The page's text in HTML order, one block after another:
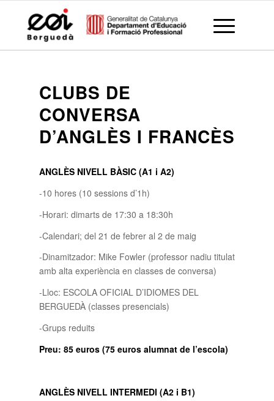
CLUBS DE
CONVERSA
D’ANGLÈS I FRANCÈS
ANGLÈS NIVELL BÀSIC (A1 i A2)
-10 hores (10 sessions d’1h)
-Horari: dimarts de 17:30 a 18:30h
-Calendari; del 21 de febrer al 2 de maig
-Dinamitzador: Mike Fowler (professor nadiu titulat
amb alta experiència en classes de conversa)
-Lloc: ESCOLA OFICIAL D’IDIOMES DEL
BERGUEDÀ (classes presencials)
-Grups reduits
Preu: 85 euros (75 euros alumnat de l’escola)
ANGLÈS NIVELL INTERMEDI (A2 i B1)